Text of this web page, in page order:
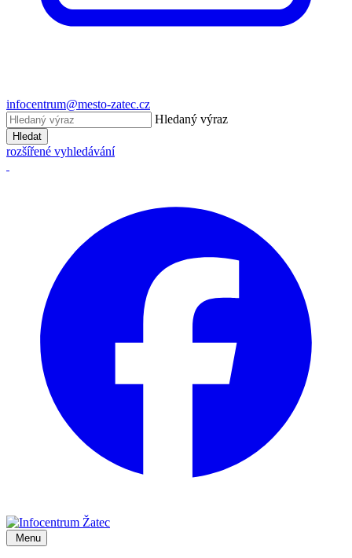
infocentrum@mesto-zatec.cz
Hledaný výraz
Hledat
rozšířené vyhledávání
Menu